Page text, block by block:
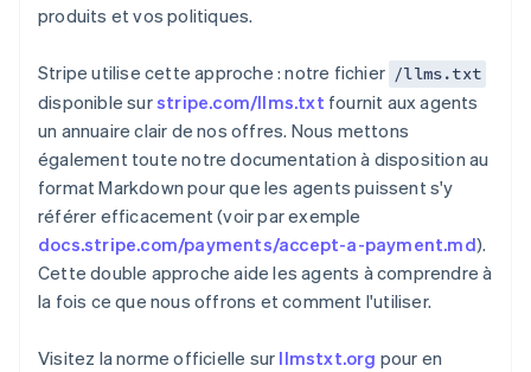
produits et vos politiques.
Stripe utilise cette approche : notre fichier /llms.txt
disponible surstripe.com/llms.txt fournit aux agents
un annuaire clair de nos offres. Nous mettons
également toute notre documentation à disposition au
format Markdown pour que les agents puissent s'y
référer efficacement (voir par exemple
docs.stripe.com/payments/accept-a-payment.md).
Cette double approche aide les agents à comprendre à
la fois ce que nous offrons et comment l'utiliser.
Visitez la norme officielle sur llmstxt.org pour en